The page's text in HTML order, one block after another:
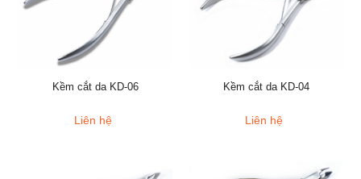
Kềm cắt da KD-06
Liên hệ
Kềm cắt da KD-04
Liên hệ